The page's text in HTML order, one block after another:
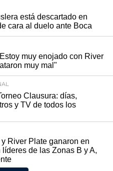
está descartado en
cara al duelo ante Boca
muy enojado con River
muy mal"
Clausura: días,
y TV de todos los
River Plate ganaron en
líderes de las Zonas B y A,